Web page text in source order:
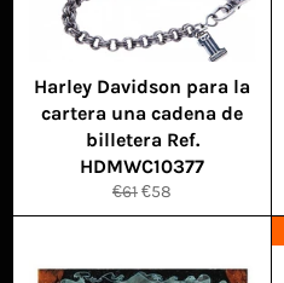
Harley Davidson para la
cartera una cadena de
billetera Ref.
HDMWC10377
Precio
habitual
€61Precio
de
€58